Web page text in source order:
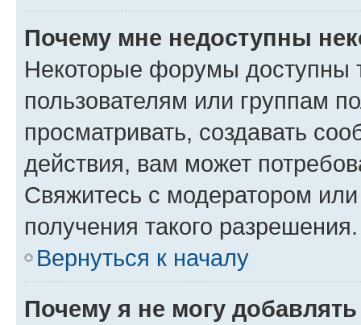
Почему мне недоступны
Некоторые форумы доступны
пользователям или группам
просматривать, создавать
действия, вам может
Свяжитесь с модератором
получения такого разрешения.
Вернуться к началу
Почему я не могу